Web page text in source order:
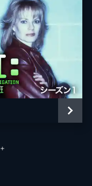
＋